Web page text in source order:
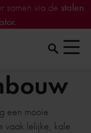
samen via de stalen
een mooie
vaak lelijke, kale